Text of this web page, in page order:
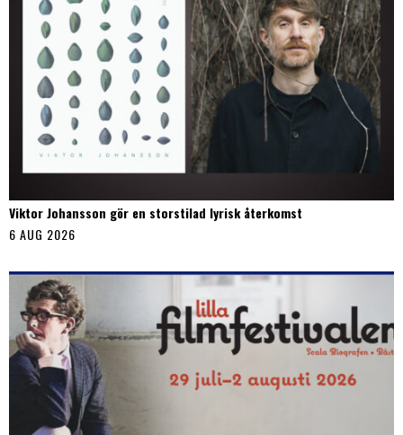
Viktor Johansson gör en storstilad lyrisk återkomst
6 AUG 2026